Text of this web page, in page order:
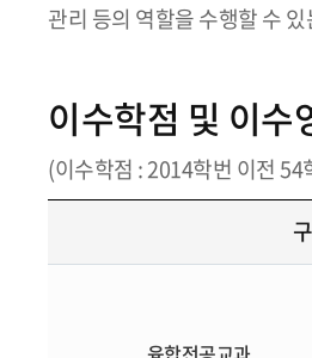
관리 등의 역할을 수행할 수
이수학점 및 이수
(이수학점 : 2014학번 이전